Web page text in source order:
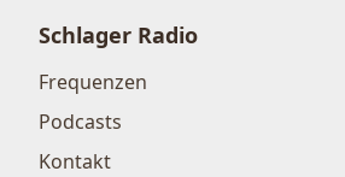
Schlager Radio
Frequenzen
Podcasts
Kontakt